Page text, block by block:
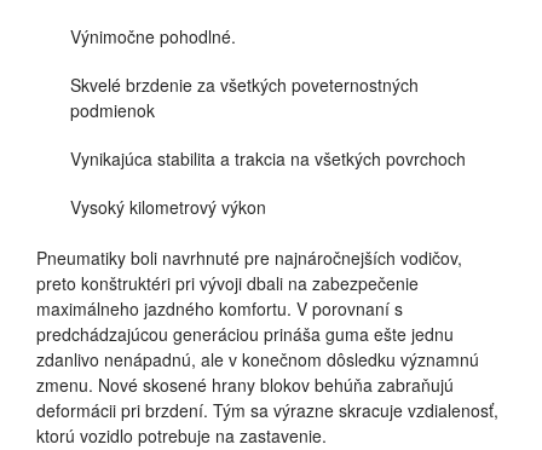
Výnimočne pohodlné.
Skvelé brzdenie za všetkých poveternostných
podmienok
Vynikajúca stabilita a trakcia na všetkých povrchoch
Vysoký kilometrový výkon
Pneumatiky boli navrhnuté pre najnáročnejších vodičov,
preto konštruktéri pri vývoji dbali na zabezpečenie
maximálneho jazdného komfortu. V porovnaní s
predchádzajúcou generáciou prináša guma ešte jednu
zdanlivo nenápadnú, ale v konečnom dôsledku významnú
zmenu. Nové skosené hrany blokov behúňa zabraňujú
deformácii pri brzdení. Tým sa výrazne skracuje vzdialenosť,
ktorú vozidlo potrebuje na zastavenie.